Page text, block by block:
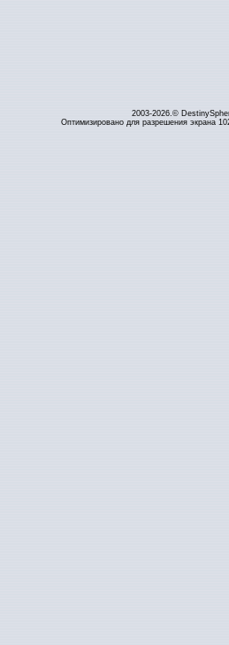
2003-2026.©
Оптимизировано для разрешения экрана